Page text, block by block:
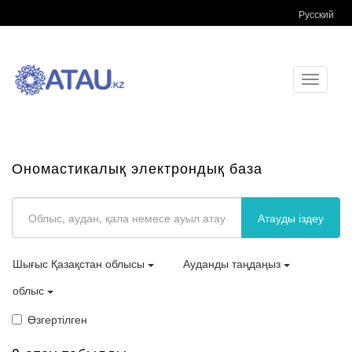
Русский
Toggle
Ономастикалық электрондық база
Атауды іздеу
Шығыс Қазақстан облысы
Ауданды таңдаңыз
облыс
Өзгертілген